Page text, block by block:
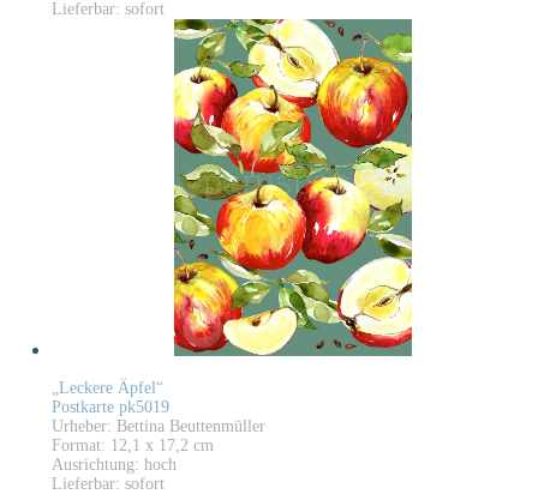
Lieferbar: sofort
„Leckere Äpfel“
Postkarte pk5019
Urheber: Bettina Beuttenmüller
Format: 12,1 x 17,2 cm
Ausrichtung: hoch
Lieferbar: sofort